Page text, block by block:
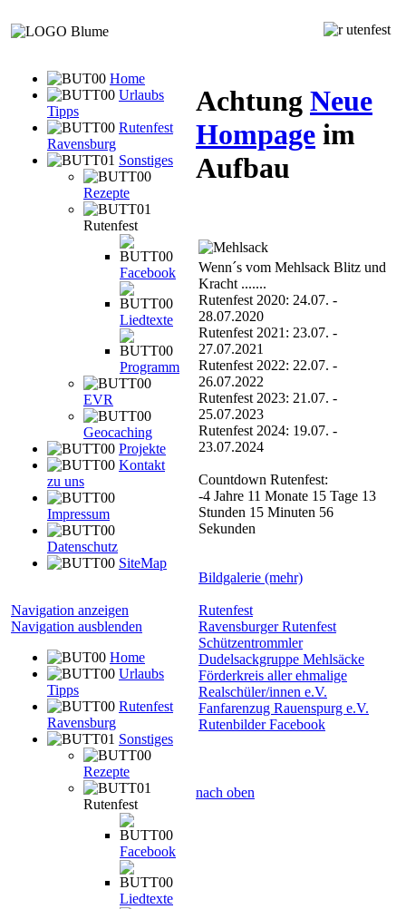
Home
Urlaubs
Tipps
Rutenfest
Ravensburg
Sonstiges
Rezepte
Rutenfest
Facebook
Liedtexte
Programm
EVR
Geocaching
Projekte
Kontakt
zu uns
Impressum
Datenschutz
SiteMap
Navigation anzeigen
Navigation ausblenden
Home
Urlaubs
Tipps
Rutenfest
Ravensburg
Sonstiges
Rezepte
Rutenfest
Facebook
Liedtexte
utenfest
Achtung Neue
Hompage im
Aufbau
Wenn´s vom Mehlsack Blitz und
Kracht .......
Rutenfest 2020: 24.07. -
28.07.2020
Rutenfest 2021: 23.07. -
27.07.2021
Rutenfest 2022: 22.07. -
26.07.2022
Rutenfest 2023: 21.07. -
25.07.2023
Rutenfest 2024: 19.07. -
23.07.2024
Countdown Rutenfest:
-4 Jahre 11 Monate 15 Tage 13
Stunden 15 Minuten 56
Sekunden
Bildgalerie (mehr)
Rutenfest
Ravensburger Rutenfest
Schützentrommler
Dudelsackgruppe Mehlsäcke
Förderkreis aller ehmalige
Realschüler/innen e.V.
Fanfarenzug Rauenspurg e.V.
Rutenbilder Facebook
nach oben